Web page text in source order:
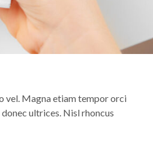
vel. Magna etiam tempor orci
ultrices. Nisl rhoncus